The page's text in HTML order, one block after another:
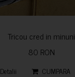
Tricou cred in minuni
80 RON
Detalii CUMPARA